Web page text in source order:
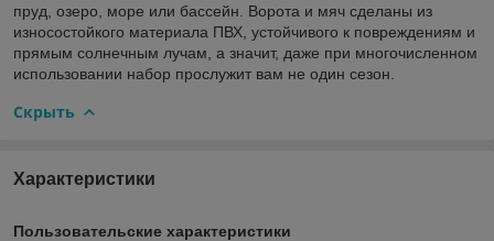
пруд, озеро, море или бассейн. Ворота и мяч сделаны из
износостойкого материала ПВХ, устойчивого к повреждениям и
прямым солнечным лучам, а значит, даже при многочисленном
использовании набор прослужит вам не один сезон.
Скрыть
Характеристики
Пользовательские характеристики